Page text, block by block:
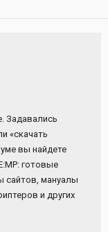
Задавались
«скачать
вы найдете
готовые
сайтов, мануалы
и других